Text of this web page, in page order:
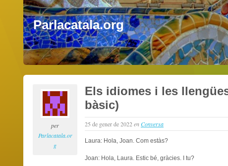
Parlacatala.org
per
Parlacatala.or
g
Els idiomes i les
bàsic)
25 de gener de 2022enConversa
Laura: Hola, Joan. Com estàs?
Joan: Hola, Laura. Estic bé, gràcies. I tu?